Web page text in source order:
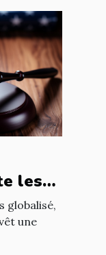
les
globalisé,
une